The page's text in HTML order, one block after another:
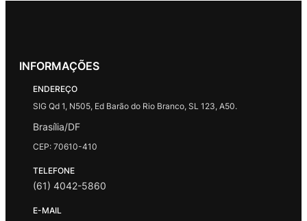
INFORMAÇÕES
ENDEREÇO
SIG Qd 1, N505, Ed Barão do Rio Branco, SL 123, A50.
Brasília/DF
CEP: 70610-410
TELEFONE
(61) 4042-5860
E-MAIL